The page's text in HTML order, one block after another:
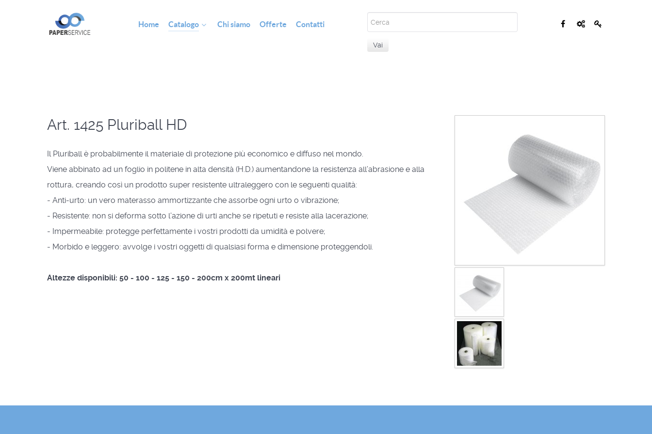
Home Catalogo Chi siamo Offerte Contatti
Vai
Art. 1425 Pluriball HD
Il Pluriball è probabilmente il materiale di protezione più economico e diffuso nel mondo.
Viene abbinato ad un foglio in politene in alta densità (H.D.) aumentandone la resistenza all’abrasione e alla
rottura, creando così un prodotto super resistente ultraleggero con le seguenti qualità:
- Anti-urto: un vero materasso ammortizzante che assorbe ogni urto o vibrazione;
- Resistente: non si deforma sotto l’azione di urti anche se ripetuti e resiste alla lacerazione;
- Impermeabile: protegge perfettamente i vostri prodotti da umidità e polvere;
- Morbido e leggero: avvolge i vostri oggetti di qualsiasi forma e dimensione proteggendoli.
Altezze disponibili: 50 - 100 - 125 - 150 - 200cm x 200mt lineari